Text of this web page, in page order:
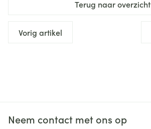
Terug naar overzicht
Vorig artikel
Neem contact met ons op